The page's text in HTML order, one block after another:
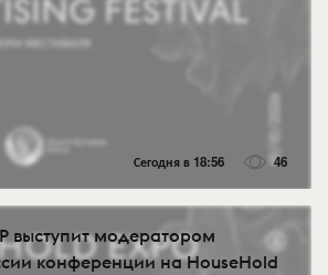
Сегодня в 18:56 46
выступит модератором
конференции на HouseHold